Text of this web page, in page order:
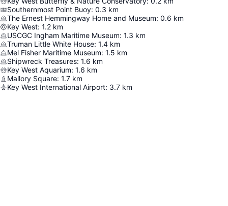
Southernmost Point Buoy: 0.3 km
The Ernest Hemmingway Home and Museum: 0.6 km
Key West: 1.2 km
USCGC Ingham Maritime Museum: 1.3 km
Truman Little White House: 1.4 km
Mel Fisher Maritime Museum: 1.5 km
Shipwreck Treasures: 1.6 km
Key West Aquarium: 1.6 km
Mallory Square: 1.7 km
Key West International Airport: 3.7 km